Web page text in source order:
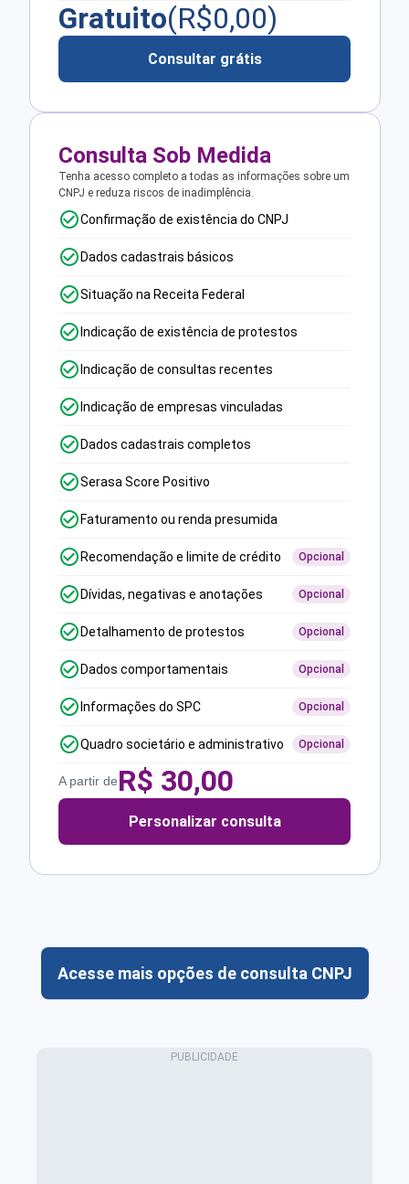
Gratuito(R$0,00)
Consultar grátis
Consulta Sob Medida
Tenha acesso completo a todas as informações sobre um
CNPJ e reduza riscos de inadimplência.
Confirmação de existência do CNPJ
Dados cadastrais básicos
Situação na Receita Federal
Indicação de existência de protestos
Indicação de consultas recentes
Indicação de empresas vinculadas
Dados cadastrais completos
Serasa Score Positivo
Faturamento ou renda presumida
Recomendação e limite de crédito Opcional
Dívidas, negativas e anotações Opcional
Detalhamento de protestos Opcional
Dados comportamentais Opcional
Informações do SPC Opcional
Quadro societário e administrativo Opcional
A partir deR$ 30,00
Personalizar consulta
Acesse mais opções de consulta CNPJ